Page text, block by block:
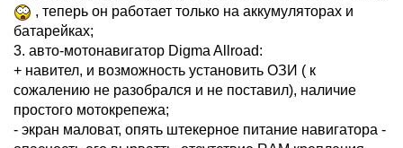
, теперь он работает только на аккумуляторах и
батарейках;
3. авто-мотонавигатор Digma Allroad:
+ навител, и возможность установить ОЗИ ( к
сожалению не разобрался и не поставил), наличие
простого мотокрепежа;
- экран маловат, опять штекерное питание навигатора -